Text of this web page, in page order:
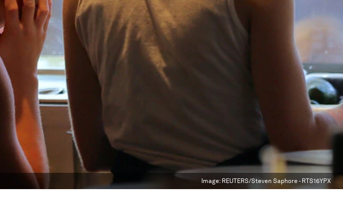
Image: REUTERS/Steven Saphore - RTS16YPX